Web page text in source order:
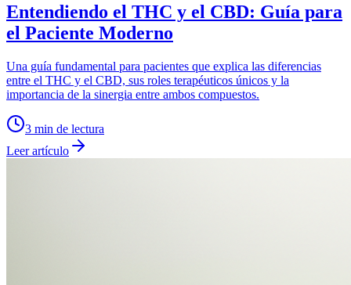
Entendiendo el THC y el CBD: Guía para
el Paciente Moderno
Una guía fundamental para pacientes que explica las diferencias
entre el THC y el CBD, sus roles terapéuticos únicos y la
importancia de la sinergia entre ambos compuestos.
3 min de lectura
Leer artículo